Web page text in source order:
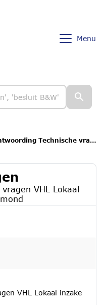
Menu
Technische vragen VHL Lokaal inzake Informatiebord Lexmond
VHL Lokaal
VHL Lokaal inzake